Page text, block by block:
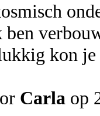
kon
Carla op